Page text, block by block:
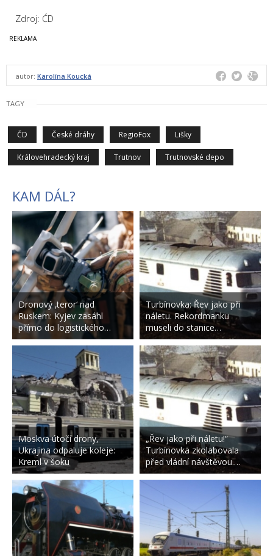
Zdroj: ĆD
autor: Karolína Koucká
TAGY
ČD České dráhy RegioFox Lišky
Královehradecký kraj Trutnov Trutnovské depo
KAM DÁL?
Dronový ‚teror‘ nad
Ruskem: Kyjev zasáhl
přímo do logistického…
Moskva útočí drony,
Ukrajina odpaluje koleje:
Kreml v šoku
Turbínovka: Řev jako při
náletu. Rekordmanku
museli do stanice…
„Řev jako při náletu!“
Turbínovka zkolabovala
před vládní návštěvou.…